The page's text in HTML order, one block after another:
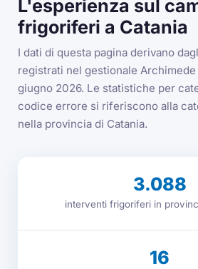
L'esperienza sul
frigoriferi a Catania
I dati di questa pagina derivano
registrati nel gestionale
giugno 2026. Le statistiche per
codice errore si riferiscono alla
nella provincia di Catania.
3.088
interventi frigoriferi in
16